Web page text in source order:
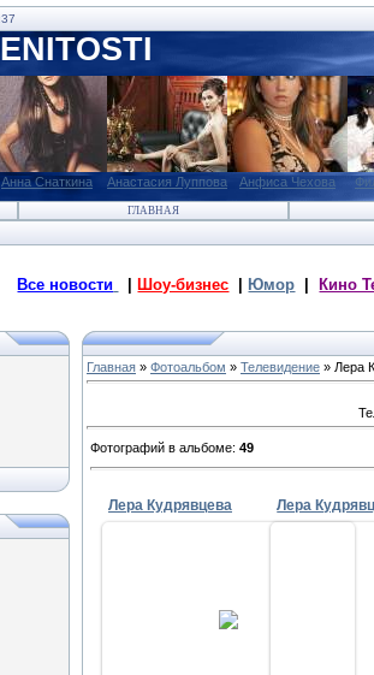
Анна Снаткина Анастасия Луппова Анфиса Чехова
ГЛАВНАЯ
Все новости Шоу-бизнес Юмор Кино
Главная » Фотоальбом » Телевидение » Лера
Фотографий в альбоме: 49
Лера Кудрявцева Лера